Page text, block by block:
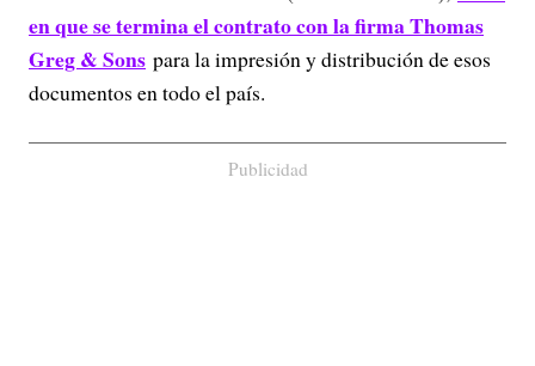
en que se termina el contrato con la firma Thomas
Greg & Sons para la impresión y distribución de esos
documentos en todo el país.
Publicidad